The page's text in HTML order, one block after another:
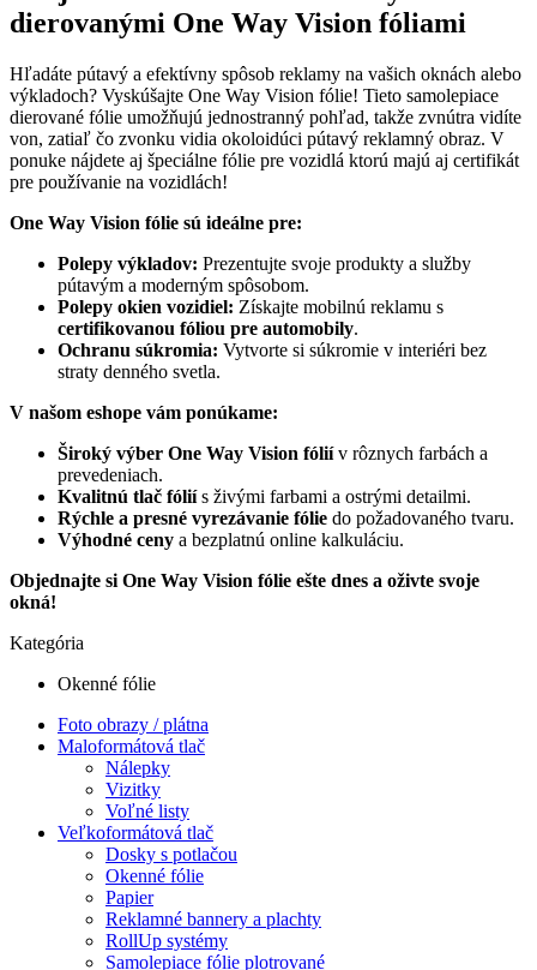
dierovanými One Way Vision fóliami
Hľadáte pútavý a efektívny spôsob reklamy na vašich oknách alebo
výkladoch? Vyskúšajte One Way Vision fólie! Tieto samolepiace
dierované fólie umožňujú jednostranný pohľad, takže zvnútra vidíte
von, zatiaľ čo zvonku vidia okoloidúci pútavý reklamný obraz. V
ponuke nájdete aj špeciálne fólie pre vozidlá ktorú majú aj certifikát
pre používanie na vozidlách!
One Way Vision fólie sú ideálne pre:
Polepy výkladov: Prezentujte svoje produkty a služby
pútavým a moderným spôsobom.
Polepy okien vozidiel: Získajte mobilnú reklamu s
certifikovanou fóliou pre automobily.
Ochranu súkromia: Vytvorte si súkromie v interiéri bez
straty denného svetla.
V našom eshope vám ponúkame:
Široký výber One Way Vision fóliív rôznych farbách a
prevedeniach.
Kvalitnú tlač fóliís živými farbami a ostrými detailmi.
Rýchle a presné vyrezávanie fólie do požadovaného tvaru.
Výhodné ceny a bezplatnú online kalkuláciu.
Objednajte si One Way Vision fólie ešte dnes a oživte svoje
okná!
Kategória
Okenné fólie
Foto obrazy / plátna
Maloformátová tlač
Nálepky
Vizitky
Voľné listy
Veľkoformátová tlač
Dosky s potlačou
Okenné fólie
Papier
Reklamné bannery a plachty
RollUp systémy
Samolepiace fólie plotrované